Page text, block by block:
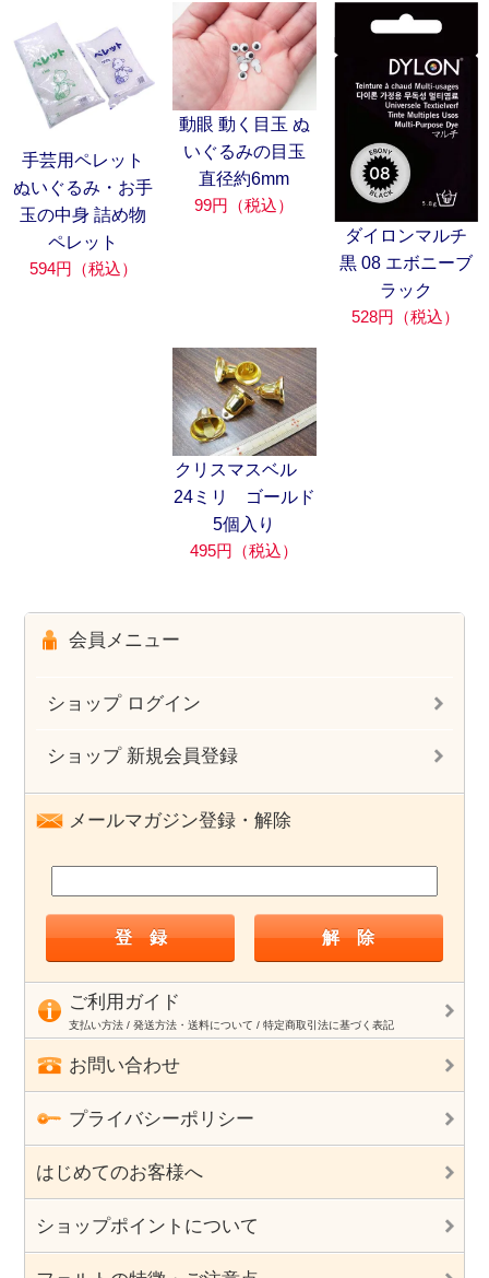
手芸用ペレット
ぬいぐるみ・お手
玉の中身 詰め物
ペレット
594円（税込）
動眼 動く目玉 ぬ
いぐるみの目玉
直径約6mm
99円（税込）
ダイロンマルチ
黒 08 エボニーブ
ラック
528円（税込）
クリスマスベル
24ミリ ゴールド
5個入り
495円（税込）
会員メニュー
ショップ ログイン
ショップ 新規会員登録
メールマガジン登録・解除
ご利用ガイド
支払い方法 / 発送方法・送料について / 特定商取引法に基づく表記
お問い合わせ
プライバシーポリシー
はじめてのお客様へ
ショップポイントについて